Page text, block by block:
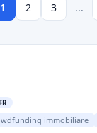
1 2 3 ...
FR
immobiliare